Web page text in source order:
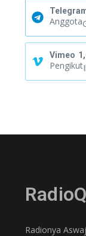
Anggota
Vimeo
Pengikut
Radionya